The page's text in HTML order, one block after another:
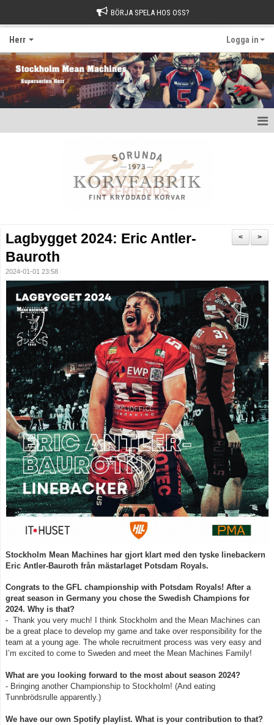
BÖRJA SPELA HOS OSS?
Herr Logga in
>
<
Lagbygget 2024: Eric Antler-
Bauroth
2024-01-01 23:58
Stockholm Mean Machines har gjort klart med den tyske linebackern
Eric Antler-Bauroth från mästarlaget Potsdam Royals.
Congrats to the GFL championship with Potsdam Royals! After a
great season in Germany you chose the Swedish Champions for
2024. Why is that?
- Thank you very much! I think Stockholm and the Mean Machines can
be a great place to develop my game and take over responsibility for the
team at a young age. The whole recruitment process was very easy and
I’m excited to come to Sweden and meet the Mean Machines Family!
What are you looking forward to the most about season 2024?
- Bringing another Championship to Stockholm! (And eating
Tunnbrödsrulle apparently.)
We have our own Spotify playlist. What is your contribution to that?